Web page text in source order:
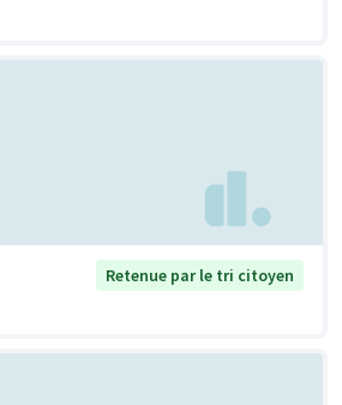
Retenue par le tri citoyen